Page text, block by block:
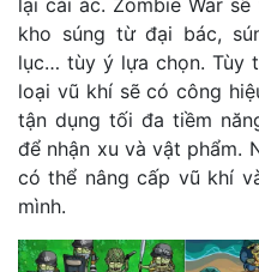
kho súng từ đại bác,
lục… tùy ý lựa chọn. Tùy
loại vũ khí sẽ có công
tận dụng tối đa tiềm
để nhận xu và vật phẩm.
có thể nâng cấp vũ khí
mình.